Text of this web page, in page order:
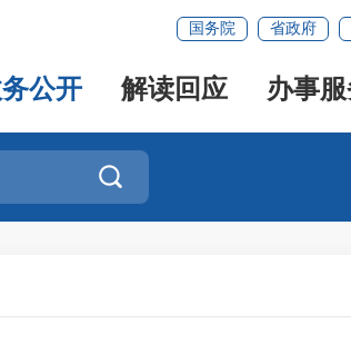
国务院 省政府
公开 解读回应 办事
